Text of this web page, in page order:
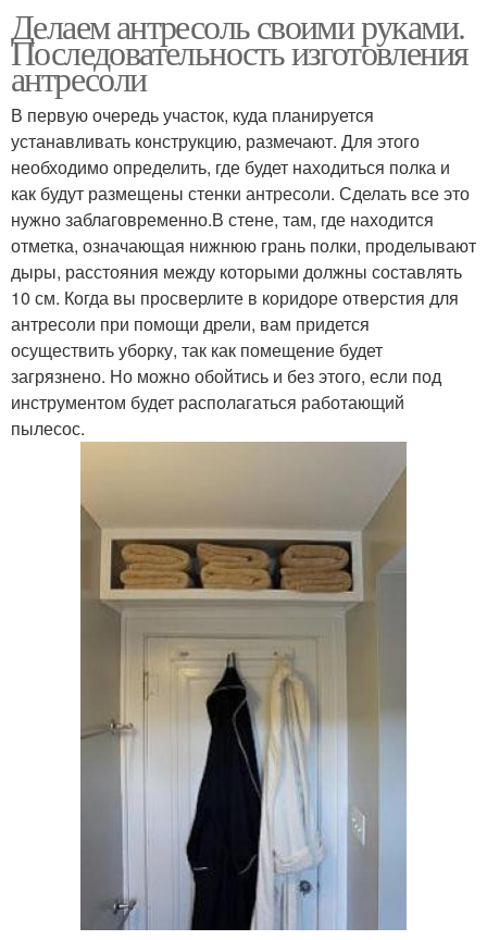
Делаем антресоль своими руками.
Последовательность изготовления
антресоли
В первую очередь участок, куда планируется
устанавливать конструкцию, размечают. Для этого
необходимо определить, где будет находиться полка и
как будут размещены стенки антресоли. Сделать все это
нужно заблаговременно.В стене, там, где находится
отметка, означающая нижнюю грань полки, проделывают
дыры, расстояния между которыми должны составлять
10 см. Когда вы просверлите в коридоре отверстия для
антресоли при помощи дрели, вам придется
осуществить уборку, так как помещение будет
загрязнено. Но можно обойтись и без этого, если под
инструментом будет располагаться работающий
пылесос.